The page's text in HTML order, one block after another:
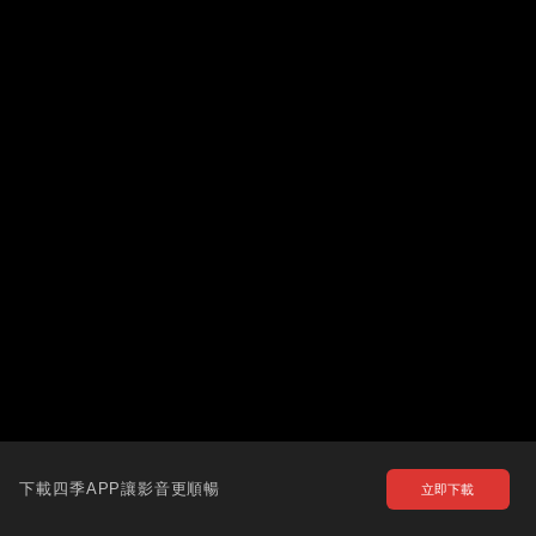
下載四季APP讓影音更順暢 立即下載